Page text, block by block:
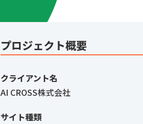
プロジェクト概要
クライアント名
AI CROSS株式会社
サイト種類